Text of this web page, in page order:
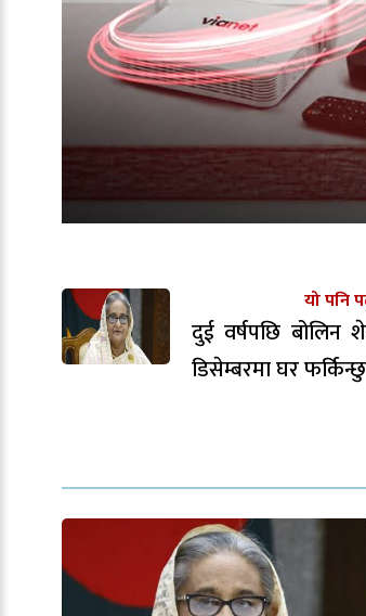
यो पनि
दुई वर्षपछि बोलिन
डिसेम्बरमा घर फर्किन्छु